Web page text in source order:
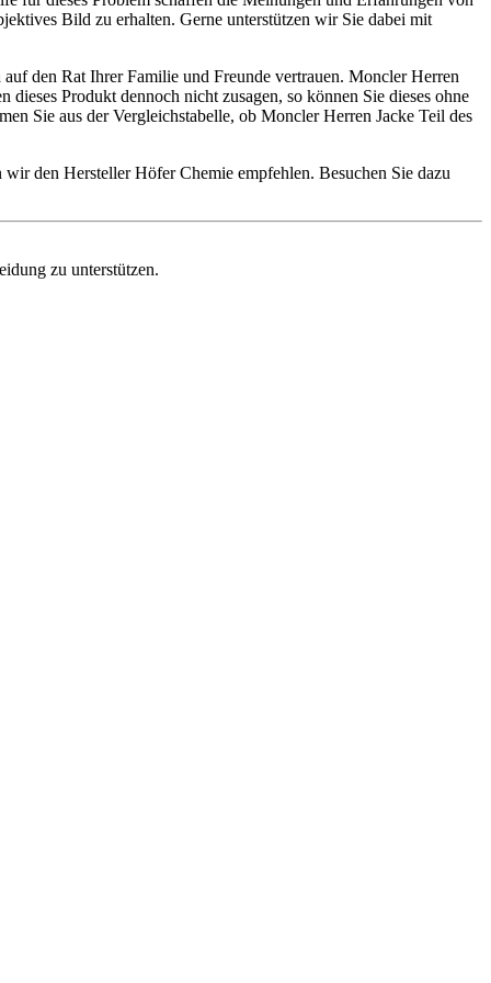
Bild zu erhalten. Gerne unterstützen wir Sie dabei mit
den Rat Ihrer Familie und Freunde vertrauen. Moncler Herren
Produkt dennoch nicht zusagen, so können Sie dieses ohne
Sie aus der Vergleichstabelle, ob Moncler Herren Jacke Teil des
den Hersteller Höfer Chemie empfehlen. Besuchen Sie dazu
zu unterstützen.